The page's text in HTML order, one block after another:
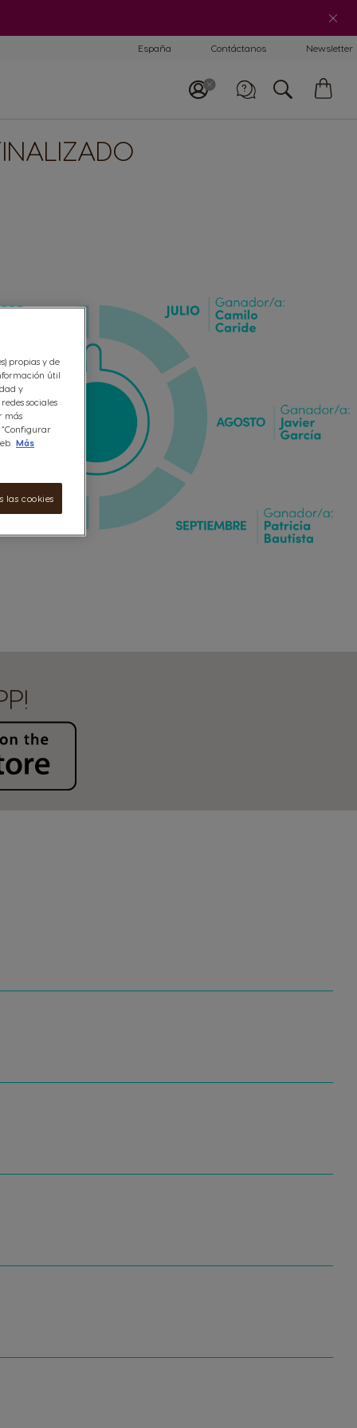
España Contáctanos Newsletter
propias y de
útil
y
sociales
más
Más
las cookies